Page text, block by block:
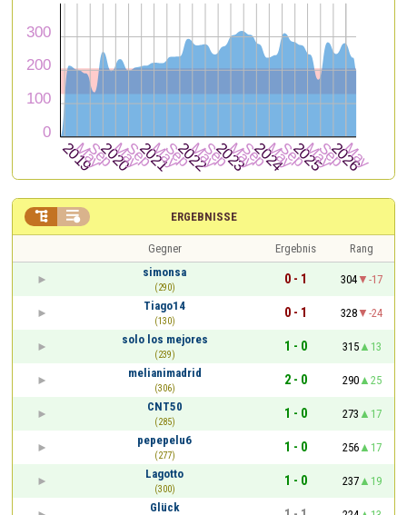
ERGEBNISSE
 
Gegner Ergebnis
Rang
simonsa
(290)
0 - 1 304
-17
Tiago14
(130)
0 - 1 328
-24
solo los mejores
(239)
1 - 0 315
13
melianimadrid
(306)
2 - 0 290
25
CNT50
(285)
1 - 0 273
17
pepepelu6
(277)
1 - 0 256
17
Lagotto
(300)
1 - 0 237
19
Glück